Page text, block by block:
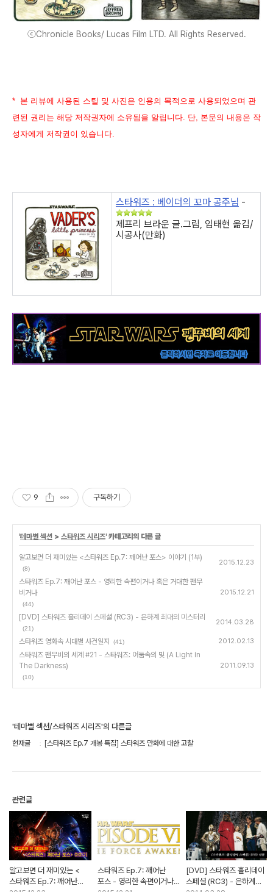
ⓒChronicle Books/ Lucas Film LTD. All Rights Reserved.
* 본 리뷰에 사용된 스틸 및 사진은 인용의 목적으로 사용되었으며 관
련된 권리는 해당 저작권자에 소유됨을 알립니다. 단, 본문의 내용은 작
성자에게 저작권이 있습니다.
스타워즈 : 베이더의 꼬마 공주님 -
제프리 브라운 글.그림, 임태현 옮김/
시공사(만화)
9 구독하기
'테마별 섹션 > 스타워즈 시리즈' 카테고리의 다른 글
알고보면 더 재미있는 <스타워즈 Ep.7: 깨어난 포스> 이야기 (1부)
(8)
2015.12.23
스타워즈 Ep.7: 깨어난 포스 - 영리한 속편이거나 혹은 거대한 팬무
비거나
(44)
2015.12.21
[DVD] 스타워즈 홀리데이 스페셜 (RC3) - 은하계 최대의 미스터리
(21)
2014.03.28
스타워즈 영화속 시대별 사건일지 (41) 2012.02.13
스타워즈 팬무비의 세계 #21 - 스타워즈: 어둠속의 빛 (A Light In
The Darkness)
(10)
2011.09.13
'테마별 섹션/스타워즈 시리즈'의 다른글
현재글 [스타워즈 Ep.7 개봉 특집] 스타워즈 만화에 대한 고찰
관련글
알고보면 더 재미있는 <
스타워즈 Ep.7: 깨어난
스타워즈 Ep.7: 깨어난
포스 - 영리한 속편이거나
[DVD] 스타워즈 홀리데이
스페셜 (RC3) - 은하계